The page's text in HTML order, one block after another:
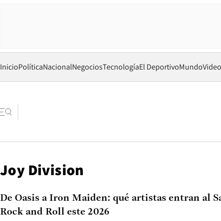
InicioPolíticaNacionalNegociosTecnologíaEl DeportivoMundo
Joy Division
De Oasis a Iron Maiden: qué artistas entran al
Rock and Roll este 2026